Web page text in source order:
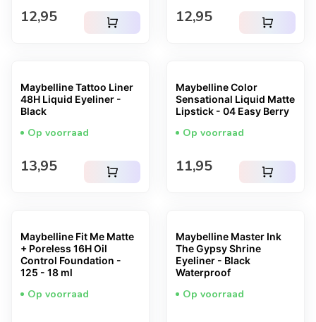
Normale prijs
12,95 shopping_cart Normale prijs
12,95 shopping_cart
Maybelline Tattoo Liner
48H Liquid Eyeliner -
Black
Op voorraad
Normale prijs
13,95 shopping_cart
Maybelline Color
Sensational Liquid Matte
Lipstick - 04 Easy Berry
Op voorraad
Normale prijs
11,95 shopping_cart
Maybelline Fit Me Matte
+ Poreless 16H Oil
Control Foundation -
125 - 18 ml
Op voorraad
Maybelline Master Ink
The Gypsy Shrine
Eyeliner - Black
Waterproof
Op voorraad